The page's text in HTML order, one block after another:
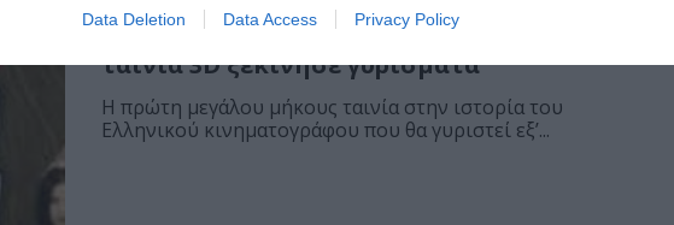
Data Deletion Data Access Privacy Policy
O Μαγικός Καθρέφτης: H πρώτη ελληνική
ταινία 3D ξεκίνησε γυρίσματα
H πρώτη μεγάλου μήκους ταινία στην ιστορία του
Ελληνικού κινηματογράφου που θα γυριστεί εξ’...